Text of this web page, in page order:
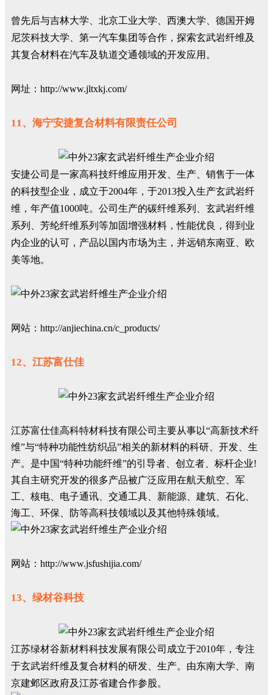
曾先后与吉林大学、北京工业大学、西澳大学、德国开姆
尼茨科技大学、第一汽车集团等合作，探索玄武岩纤维及
其复合材料在汽车及轨道交通领域的开发应用。
网址：http://www.jltxkj.com/
11、海宁安捷复合材料有限责任公司
安捷公司是一家高科技纤维应用开发、生产、销售于一体
的科技型企业，成立于2004年，于2013投入生产玄武岩纤
维，年产值1000吨。公司生产的碳纤维系列、玄武岩纤维
系列、芳纶纤维系列等加固增强材料，性能优良，得到业
内企业的认可，产品以国内市场为主，并远销东南亚、欧
美等地。
网站：http://anjiechina.cn/c_products/
12、江苏富仕佳
江苏富仕佳高科特材科技有限公司 主要从事以“高新技术纤
维”与“特种功能性纺织品”相关的新材料的科研、开发、生
产。是中国“特种功能纤维”的引导者、创立者、标杆企业!
其自主研究开发的很多产品被广泛应用在航天航空、军
工、核电、电子通讯、交通工具、新能源、建筑、石化、
海工、环保、防等高科技领域以及其他特殊领域。
网站：http://www.jsfushijia.com/
13、绿材谷科技
江苏绿材谷新材料科技发展有限公司成立于2010年，专注
于玄武岩纤维及复合材料的研发、生产。由东南大学、南
京建邺区政府及江苏省建合作参股。